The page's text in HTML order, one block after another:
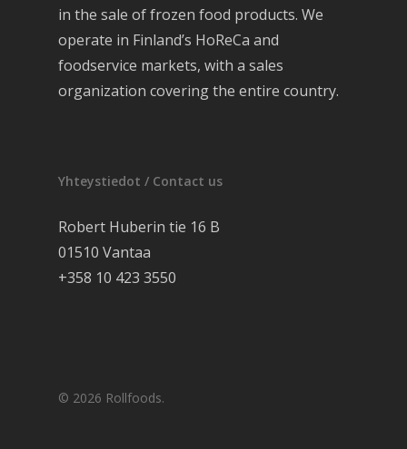
in the sale of frozen food products. We
operate in Finland’s HoReCa and
foodservice markets, with a sales
organization covering the entire country.
Yhteystiedot / Contact us
Robert Huberin tie 16 B
01510 Vantaa
+358 10 423 3550
© 2026 Rollfoods.